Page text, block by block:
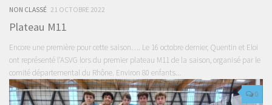
NON CLASSÉ 21 OCTOBRE 2022
Plateau M11
Encore une première pour cette saison…. Le 16 octobre dernier, Quentin et Eloi
ont représenté l’ASVG lors du premier plateau M11 de la saison, organisé par le
comité départemental du Rhône. Environ 80 enfants...
0